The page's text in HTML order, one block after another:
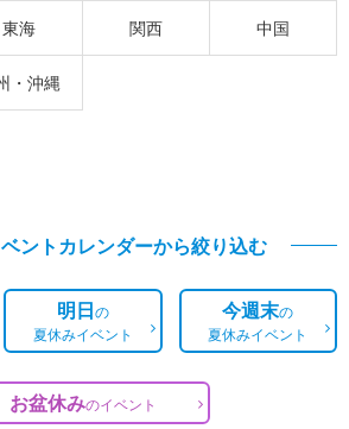
東海 関西 中国
・沖縄
ントカレンダーから絞り込む
明日の
夏休みイベント
今週末の
夏休みイベント
お盆休みのイベント